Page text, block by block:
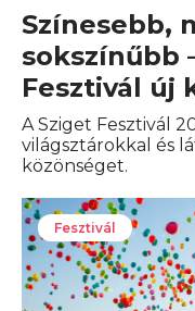
Színesebb,
sokszínűbb
Fesztivál új
A Sziget Fesztivál
világsztárokkal és
közönséget.
Fesztivál